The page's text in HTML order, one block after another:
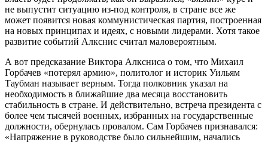
не выпустит ситуацию из-под контроля, в стране все же
может появится новая коммунистическая партия, построенная
на новых принципах и идеях, с новыми лидерами. Хотя такое
развитие событий Алкснис считал маловероятным.
А вот предсказание Виктора Алксниса о том, что Михаил
Горбачев «потерял армию», политолог и историк Уильям
Таубман называет верным. Тогда полковник указал на
необходимость в ближайшие два месяца восстановить
стабильность в стране. И действительно, встреча президента с
более чем тысячей военных, избранных на государственные
должности, обернулась провалом. Сам Горбачев признавался:
«Напряжение в руководстве было сильнейшим, начались